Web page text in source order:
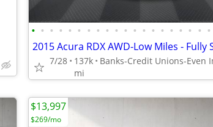
• • • • • • • • • • • • • • • • • • • •
7/28
137k
mi
$13,997
$269/mo